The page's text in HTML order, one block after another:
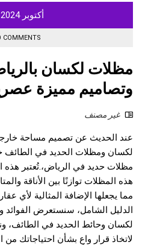
أكتوبر 2024
COMMENTS
مظلات لكسان
وتصاميم مميزة
غير مصنف
عند الحديث عن تصميم مساحة
لكسان ومظلات الحديد في الطائف
مظلات حديد في الرياض،.تُعتبر هذه
هذه المظلات توازنًا بين الأناقة
مما يجعلها الإضافة المثالية لأي
الدليل الشامل، سنستعرض الفوائد
لكسان وحائط الحديد في الطائف،
لاتخاذ قرار واعٍ بشأن احتياجاتك